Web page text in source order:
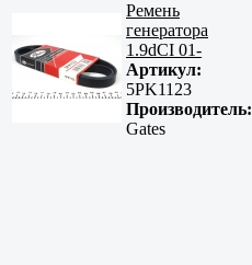
Ремень
генератора
1.9dCI 01-
Артикул:
5PK1123
Производитель:
Gates